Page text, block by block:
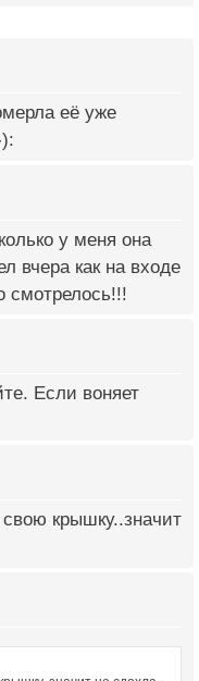
её уже
у меня она
вчера как на входе
смотрелось!!!
Если воняет
крышку..значит